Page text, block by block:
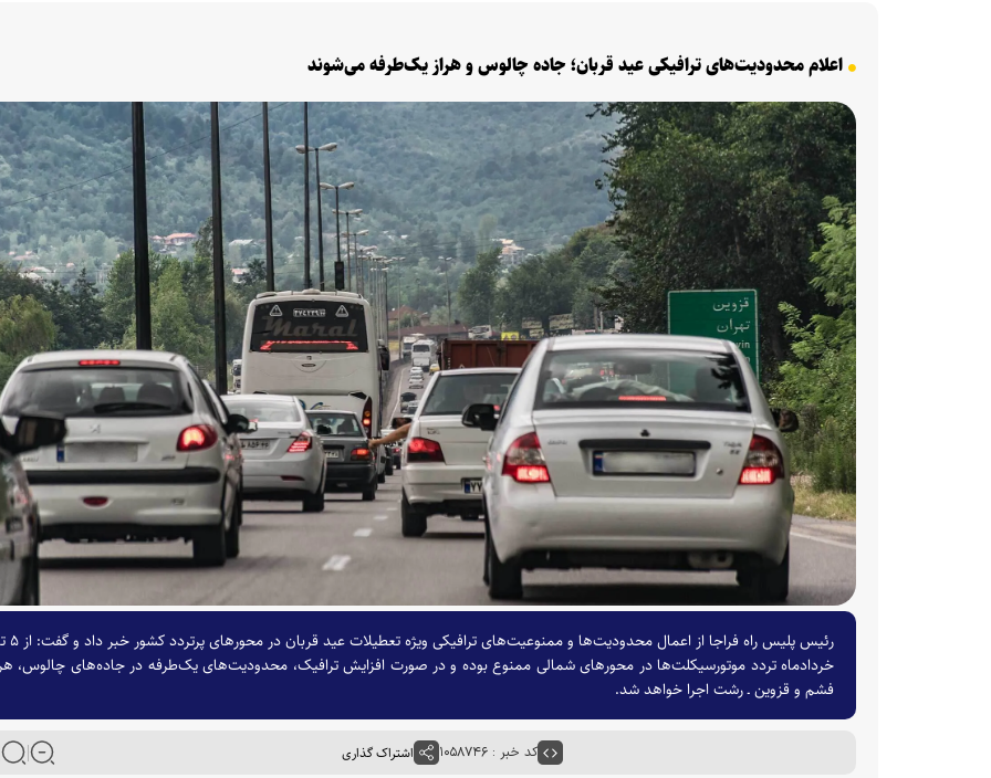
اعلام محدودیت‌های ترافیکی عید قربان؛ جاده چالوس و هراز یک‌طرفه می‌شوند
خردادماه تردد موتورسیکلت‌ها در محورهای شمالی ممنوع بوده و در صورت افزایش ترافیک، محدودیت‌های یک‌طرفه در جاده‌های چالوس،
فشم و قزوین ـ رشت اجرا خواهد شد.
کد خبر : ۱۰۵۸۷۴۶ اشتراک گذاری